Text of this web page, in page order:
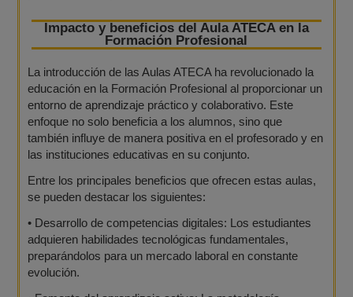
Impacto y beneficios del Aula ATECA en la
Formación Profesional
La introducción de las Aulas ATECA ha revolucionado la
educación en la Formación Profesional al proporcionar un
entorno de aprendizaje práctico y colaborativo. Este
enfoque no solo beneficia a los alumnos, sino que
también influye de manera positiva en el profesorado y en
las instituciones educativas en su conjunto.
Entre los principales beneficios que ofrecen estas aulas,
se pueden destacar los siguientes:
• Desarrollo de competencias digitales: Los estudiantes
adquieren habilidades tecnológicas fundamentales,
preparándolos para un mercado laboral en constante
evolución.